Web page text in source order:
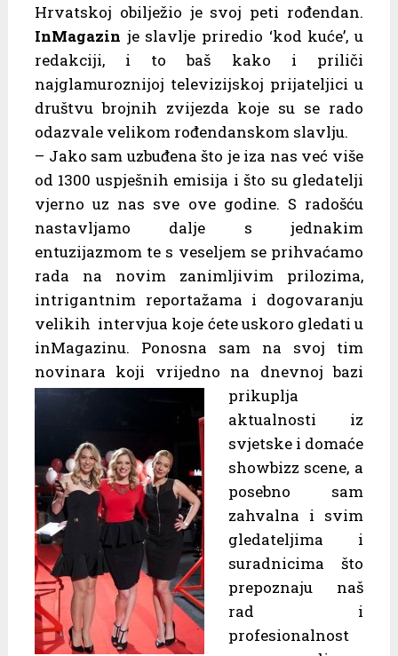
Hrvatskoj obilježio je svoj peti rođendan.
InMagazin je slavlje priredio ‘kod kuće’, u
redakciji, i to baš kako i priliči
najglamuroznijoj televizijskoj prijateljici u
društvu brojnih zvijezda koje su se rado
odazvale velikom rođendanskom slavlju.
– Jako sam uzbuđena što je iza nas već više
od 1300 uspješnih emisija i što su gledatelji
vjerno uz nas sve ove godine. S radošću
nastavljamo dalje s jednakim
entuzijazmom te s veseljem se prihvaćamo
rada na novim zanimljivim prilozima,
intrigantnim reportažama i dogovaranju
velikih intervjua koje ćete uskoro gledati u
inMagazinu. Ponosna sam na svoj tim
novinara koji vrijedno na dnevnoj bazi
prikuplja
aktualnosti iz
svjetske i domaće
showbizz scene, a
posebno sam
zahvalna i svim
gledateljima i
suradnicima što
prepoznaju naš
rad i
profesionalnost